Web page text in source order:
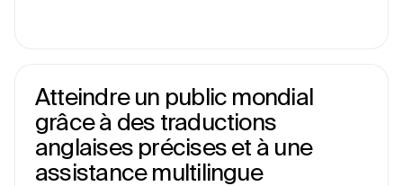
Atteindre un public mondial
grâce à des traductions
anglaises précises et à une
assistance multilingue